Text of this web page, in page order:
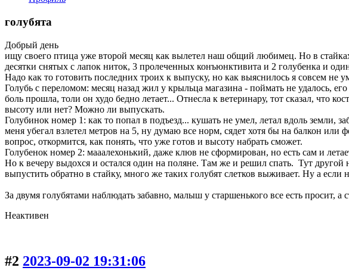
голубята
Добрый день
ищу своего птица уже второй месяц как вылетел наш общий любимец. Но в
десятки снятых с лапок ниток, 3 пролеченных конъюнктивита и 2 голубенка и
Надо как то готовить последних троих к выпуску, но как выяснилось я совсем не
Голубь с переломом: месяц назад жил у крыльца магазина - поймать не удалось,
боль прошла, толи он худо бедно летает... Отнесла к ветеринару, тот сказал, что
высоту или нет? Можно ли выпускать.
Голубинок номер 1: как то попал в подъезд... кушать не умел, летал вдоль земли,
меня убегал взлетел метров на 5, ну думаю все норм, сядет хотя бы на балкон
вопрос, откормится, как понять, что уже готов и высоту набрать сможет.
Голубенок номер 2: мааалехонький, даже клюв не сформирован, но есть сам и
Но к вечеру выдохся и остался один на поляне. Там же и решил спать. Тут
выпустить обратно в стайку, много же таких голубят слетков выживает. Ну а если
За двумя голубятами наблюдать забавно, малыш у старшенького все есть просит,
Неактивен
#2 2023-09-02 19:31:06